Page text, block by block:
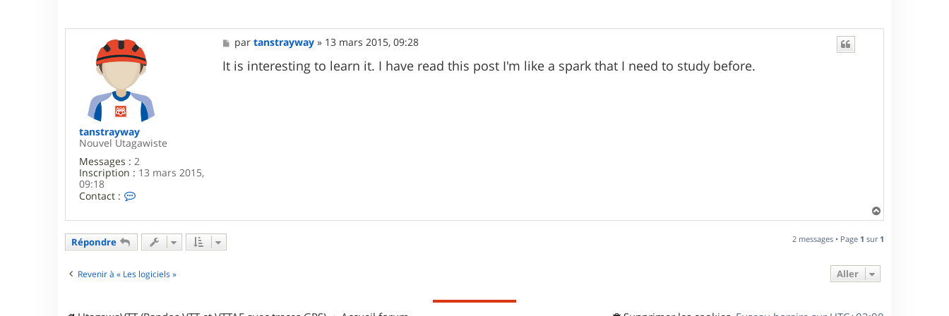
tanstrayway
Nouvel Utagawiste
Messages : 2
Inscription : 13 mars 2015,
09:18
Contact :
n
c
e
M
e
s
s
partanstrayway » 13 mars 2015, 09:28
It is interesting to learn it. I have read this post I'm like a spark that I need to study before.
a
t
Répondre 2 messages • Page 1 sur 1
Revenir à « Les logiciels » Aller